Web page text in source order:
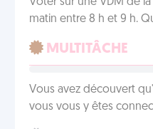
matin entre 8 h et 9 h.
MULTITÂCHE
Vous avez découvert
vous vous y êtes